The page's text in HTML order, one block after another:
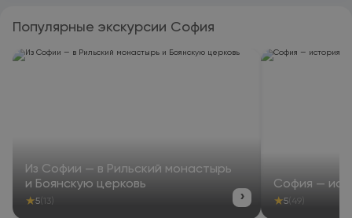
terrace and enjoy your favorite drink and a selection of snacks
and deserts. The stylish piano bar offers comfortable seating
areas and has a dance floor. A conference room for business
most government institutions, the main train station is 1 km
away, Sofia International Airport 11 km.
Популярные экскурсии София
Из Софии — в Рильский монастырь
и Боянскую церковь
★5 (13) ›
София —
★5 (49)